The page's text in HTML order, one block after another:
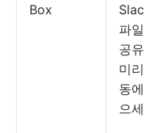
Box
파
공
미
동
으